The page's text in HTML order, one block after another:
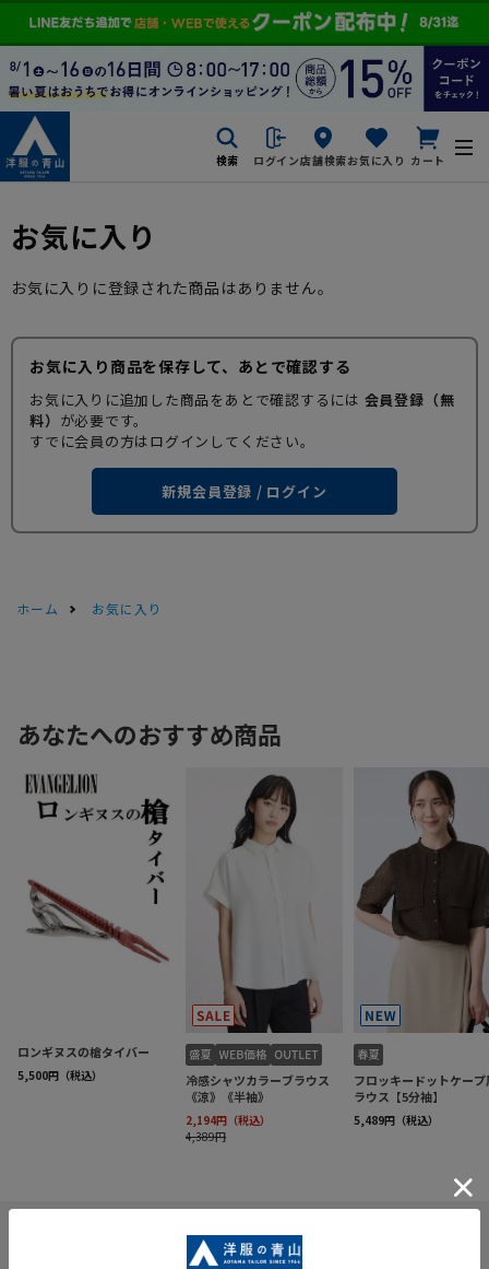
検索 ログイン店舗検索お気に入り カート
お気に入り
お気に入りに登録された商品はありません。
お気に入り商品を保存して、あとで確認する
お気に入りに追加した商品をあとで確認するには 会員登録（無
料） が必要です。
すでに会員の方はログインしてください。
新規会員登録 / ログイン
ホーム お気に入り
INFORMATION